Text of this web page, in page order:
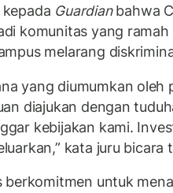
Guardianbahwa
komunitas yang
melarang
yang diumumkan oleh
diajukan dengan
kebijakan kami.
kata juru bicara
berkomitmen untuk